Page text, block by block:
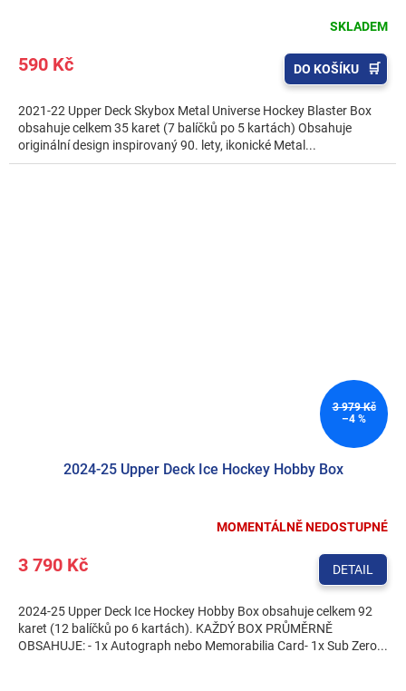
SKLADEM
590 Kč DO KOŠÍKU
2021-22 Upper Deck Skybox Metal Universe Hockey Blaster Box
obsahuje celkem 35 karet (7 balíčků po 5 kartách) Obsahuje
originální design inspirovaný 90. lety, ikonické Metal...
3 979 Kč
–4 %
2024-25 Upper Deck Ice Hockey Hobby Box
MOMENTÁLNĚ NEDOSTUPNÉ
3 790 Kč DETAIL
2024-25 Upper Deck Ice Hockey Hobby Box obsahuje celkem 92
karet (12 balíčků po 6 kartách). KAŽDÝ BOX PRŮMĚRNĚ
OBSAHUJE: - 1x Autograph nebo Memorabilia Card- 1x Sub Zero...